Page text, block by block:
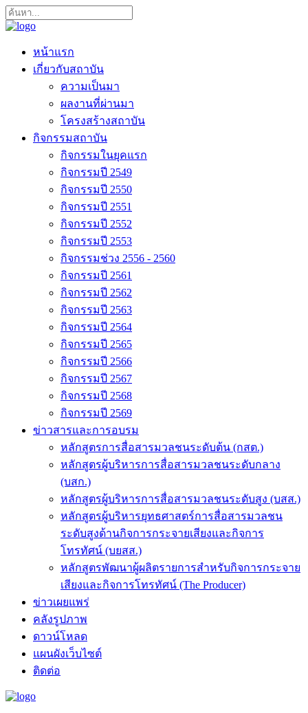
หน้าแรก
เกี่ยวกับสถาบัน
ความเป็นมา
ผลงานที่ผ่านมา
โครงสร้างสถาบัน
กิจกรรมสถาบัน
กิจกรรมในยุคแรก
กิจกรรมปี 2549
กิจกรรมปี 2550
กิจกรรมปี 2551
กิจกรรมปี 2552
กิจกรรมปี 2553
กิจกรรมช่วง 2556 - 2560
กิจกรรมปี 2561
กิจกรรมปี 2562
กิจกรรมปี 2563
กิจกรรมปี 2564
กิจกรรมปี 2565
กิจกรรมปี 2566
กิจกรรมปี 2567
กิจกรรมปี 2568
กิจกรรมปี 2569
ข่าวสารและการอบรม
หลักสูตรการสื่อสารมวลชนระดับต้น (กสต.)
หลักสูตรผู้บริหารการสื่อสารมวลชนระดับกลาง
(บสก.)
หลักสูตรผู้บริหารการสื่อสารมวลชนระดับสูง (บสส.)
หลักสูตรผู้บริหารยุทธศาสตร์การสื่อสารมวลชน
ระดับสูงด้านกิจการกระจายเสียงและกิจการ
โทรทัศน์ (บยสส.)
หลักสูตรพัฒนาผู้ผลิตรายการสำหรับกิจการกระจาย
เสียงและกิจการโทรทัศน์ (The Producer)
ข่าวเผยแพร่
คลังรูปภาพ
ดาวน์โหลด
แผนผังเว็บไซต์
ติดต่อ